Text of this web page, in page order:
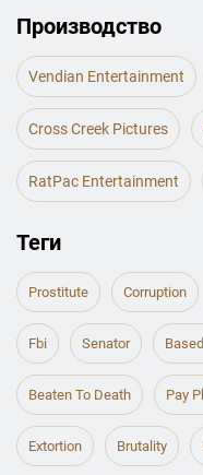
Производство
Vendian Entertainment
Cross Creek Pictures
RatPac Entertainment
Теги
Prostitute Corruption
Fbi Senator
Beaten To Death Pay
Extortion Brutality